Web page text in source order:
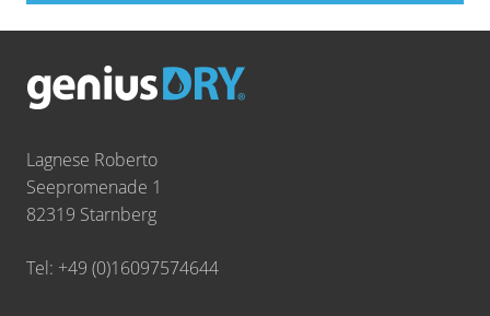
Lagnese Roberto
Seepromenade 1
82319 Starnberg
Tel: +49 (0)16097574644